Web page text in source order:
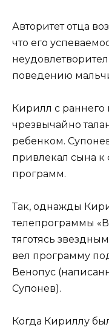
Авторитет отца
что его
поведению
Кирилл с раннего
чрезвычайно
ребенком.
привлекал сына
программ.
Так, однажды
телепрограммы
тяготясь
вел программу
Венопус
Супонев).
Когда Кириллу